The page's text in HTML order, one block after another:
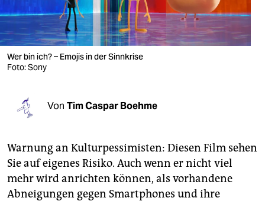
wahrheit
verlag
verlag
shop
unterstützen
abo
Wer bin ich? – Emojis in der Sinnkrise
Foto: Sony
Von Tim Caspar Boehme
Warnung an Kulturpessimisten: Diesen Film sehen
Sie auf eigenes Risiko. Auch wenn er nicht viel
mehr wird anrichten können, als vorhandene
Abneigungen gegen Smartphones und ihre